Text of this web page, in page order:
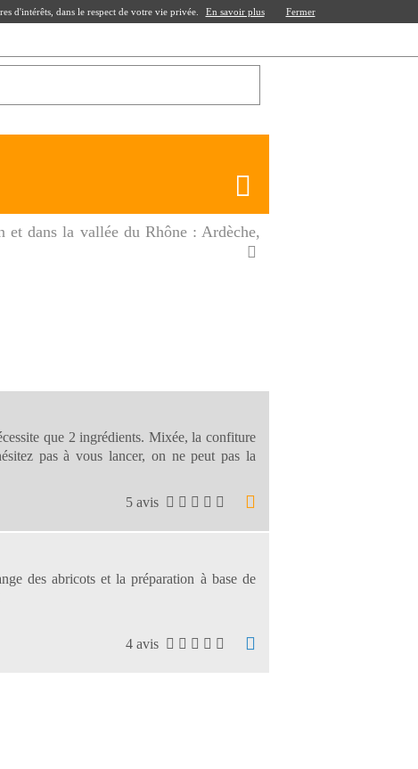
et dans la vallée du Rhône : Ardèche,
que 2 ingrédients. Mixée, la confiture
pas à vous lancer, on ne peut pas la
5 avis
des abricots et la préparation à base de
4 avis
d'intérêts, dans le respect de votre vie privée. En savoir plus Fermer